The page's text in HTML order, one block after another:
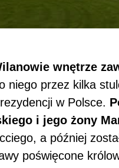
wnętrze
niego przez kilka
w Polsce.
i jego żony
a później
poświęcone